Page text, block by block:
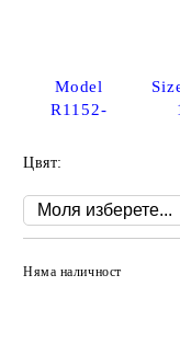
Model
R1152-
Цвят:
Няма наличност